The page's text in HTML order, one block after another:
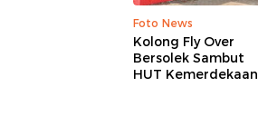
Foto News
Kolong Fly Over
Bersolek Sambut
HUT Kemerdekaan